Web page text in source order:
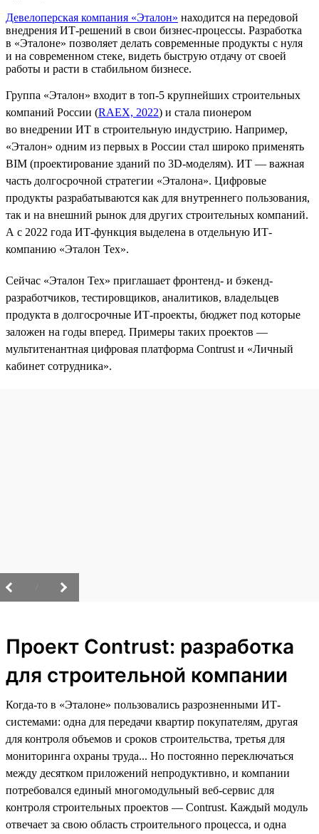
Девелоперская компания «Эталон» находится на передовой
внедрения ИТ-решений в свои бизнес-процессы. Разработка
в «Эталоне» позволяет делать современные продукты с нуля
и на современном стеке, видеть быструю отдачу от своей
работы и расти в стабильном бизнесе.
Группа «Эталон» входит в топ-5 крупнейших строительных
компаний России (RAEX, 2022) и стала пионером
во внедрении ИТ в строительную индустрию. Например,
«Эталон» одним из первых в России стал широко применять
BIM (проектирование зданий по 3D-моделям). ИТ — важная
часть долгосрочной стратегии «Эталона». Цифровые
продукты разрабатываются как для внутреннего пользования,
так и на внешний рынок для других строительных компаний.
А с 2022 года ИТ-функция выделена в отдельную ИТ-
компанию «Эталон Тех».
Сейчас «Эталон Тех» приглашает фронтенд- и бэкенд-
разработчиков, тестировщиков, аналитиков, владельцев
продукта в долгосрочные ИТ-проекты, бюджет под которые
заложен на годы вперед. Примеры таких проектов —
мультитенантная цифровая платформа Contrust и «Личный
кабинет сотрудника».
Проект Contrust: разработка
для строительной компании
Когда-то в «Эталоне» пользовались разрозненными ИТ-
системами: одна для передачи квартир покупателям, другая
для контроля объемов и сроков строительства, третья для
мониторинга охраны труда... Но постоянно переключаться
между десятком приложений непродуктивно, и компании
потребовался единый многомодульный веб-сервис для
контроля строительных проектов — Contrust. Каждый модуль
отвечает за свою область строительного процесса, и одна